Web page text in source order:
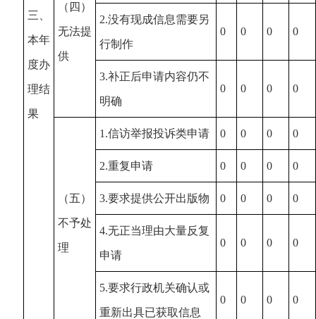
三、
本年
度办
理结
果
（四）
无法提
供
2.没有现成信息需要另
行制作
0 0 0 0
3.补正后申请内容仍不
明确
0 0 0 0
（五）
不予处
理
1.信访举报投诉类申请 0 0 0 0
2.重复申请 0 0 0 0
3.要求提供公开出版物 0 0 0 0
4.无正当理由大量反复
申请
0 0 0 0
5.要求行政机关确认或
重新出具已获取信息
0 0 0 0